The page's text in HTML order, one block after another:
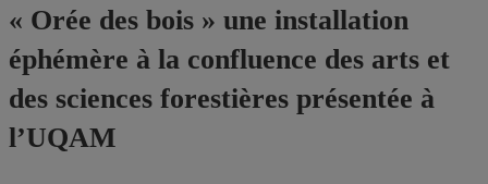
« Orée des bois » une installation
éphémère à la confluence des arts et
des sciences forestières présentée à
l’UQAM